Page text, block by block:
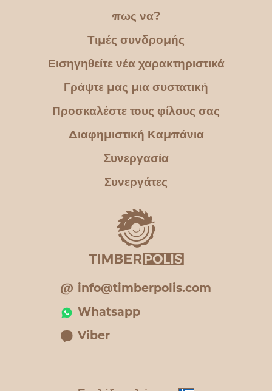
πως να?
Τιμές συνδρομής
Εισηγηθείτε νέα χαρακτηριστικά
Γράψτε μας μια συστατική
Προσκαλέστε τους φίλους σας
Διαφημιστική Καμπάνια
Συνεργασία
Συνεργάτες
info@timberpolis.com
Whatsapp
Viber